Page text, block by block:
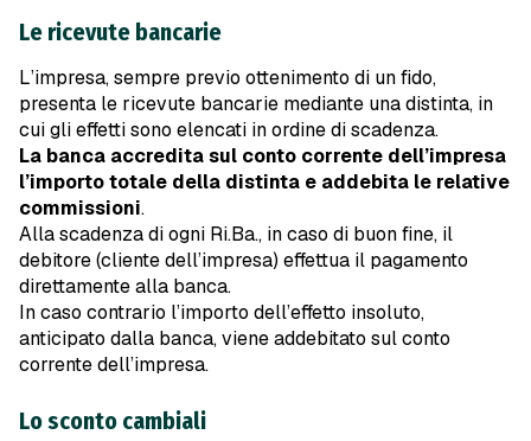
Le ricevute bancarie
L’impresa, sempre previo ottenimento di un fido,
presenta le ricevute bancarie mediante una distinta, in
cui gli effetti sono elencati in ordine di scadenza.
La banca accredita sul conto corrente dell’impresa
l’importo totale della distinta e addebita le relative
commissioni.
Alla scadenza di ogni Ri.Ba., in caso di buon fine, il
debitore (cliente dell’impresa) effettua il pagamento
direttamente alla banca.
In caso contrario l’importo dell’effetto insoluto,
anticipato dalla banca, viene addebitato sul conto
corrente dell’impresa.
Lo sconto cambiali